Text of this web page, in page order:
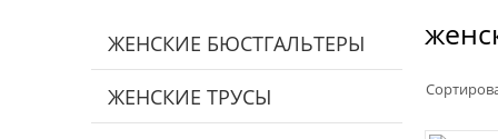
ЖЕНСКИЕ БЮСТГАЛЬТЕРЫ
ЖЕНСКИЕ ТРУСЫ